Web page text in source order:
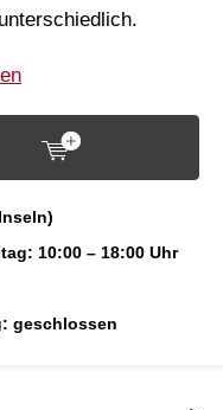
10:00 – 18:00 Uhr
geschlossen